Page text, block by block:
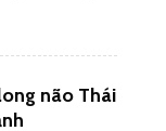
não Thái